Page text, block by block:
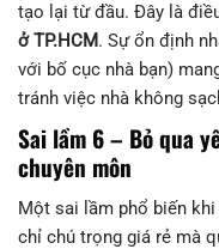
tạo lại từ đầu. Đây là
ở TP.HCM. Sự ổn định
với bố cục nhà bạn)
tránh việc nhà không
Sai lầm 6 – Bỏ qua
chuyên môn
Một sai lầm phổ biến khi
chỉ chú trọng giá rẻ mà